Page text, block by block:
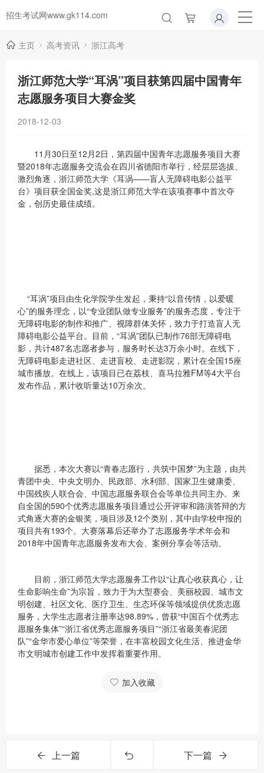
招生考试网www.gk114.com
主页 高考资讯 浙江高考
浙江师范大学“耳涡”项目获第四届中国青年
志愿服务项目大赛金奖
2018-12-03
11月30日至12月2日，第四届中国青年志愿服务项目大赛
暨2018年志愿服务交流会在四川省德阳市举行，经层层选拔、
激烈角逐，浙江师范大学《耳涡——盲人无障碍电影公益平
台》项目获全国金奖,这是浙江师范大学在该项赛事中首次夺
金，创历史最佳成绩。
“耳涡”项目由生化学院学生发起，秉持“以音传情，以爱暖
心”的服务理念，以“专业团队做专业服务”的服务态度，专注于
无障碍电影的制作和推广、视障群体关怀，致力于打造盲人无
障碍电影公益平台。目前，“耳涡”团队已制作76部无障碍电
影，共计487名志愿者参与，服务时长达3万余小时。在线下，
无障碍电影走进社区、走进盲校、走进影院，累计在全国15座
城市播放。在线上，该项目已在荔枝、喜马拉雅FM等4大平台
发布作品，累计收听量达10万余次。
据悉，本次大赛以“青春志愿行，共筑中国梦”为主题，由共
青团中央、中央文明办、民政部、水利部、国家卫生健康委、
中国残疾人联合会、中国志愿服务联合会等单位共同主办。来
自全国的590个优秀志愿服务项目通过公开评审和路演答辩的方
式角逐大赛的金银奖，项目涉及12个类别，其中由学校申报的
项目共有193个。大赛落幕后还举办了志愿服务学术年会和
2018年中国青年志愿服务发布大会、案例分享会等活动。
目前，浙江师范大学志愿服务工作以“让真心收获真心，让
生命影响生命”为宗旨，致力于为大型赛会、美丽校园、城市文
明创建、社区文化、医疗卫生、生态环保等领域提供优质志愿
服务，大学生志愿者注册率达98.89%，曾获“中国百个优秀志
愿服务集体”“浙江省优秀志愿服务项目”“浙江省最美春泥团
队”“金华市爱心单位”等荣誉，在丰富校园文化生活、推进金华
市文明城市创建工作中发挥着重要作用。
加入收藏
上一篇 下一篇